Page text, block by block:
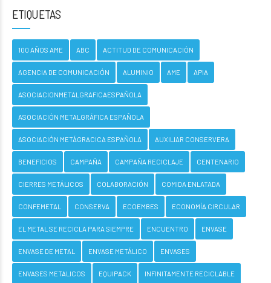
ETIQUETAS
100 AÑOS AME ABC ACTITUD DE COMUNICACIÓN
AGENCIA DE COMUNICACIÓN ALUMINIO AME APIA
ASOCIACIONMETALGRAFICAESPAÑOLA
ASOCIACIÓN METALGRÁFICA ESPAÑOLA
ASOCIACIÓN METÁGRACICA ESPAÑOLA AUXILIAR CONSERVERA
BENEFICIOS CAMPAÑA CAMPAÑA RECICLAJE CENTENARIO
CIERRES METÁLICOS COLABORACIÓN COMIDA ENLATADA
CONFEMETAL CONSERVA ECOEMBES ECONOMÍA CIRCULAR
EL METAL SE RECICLA PARA SIEMPRE ENCUENTRO ENVASE
ENVASE DE METAL ENVASE METÁLICO ENVASES
ENVASES METALICOS EQUIPACK INFINITAMENTE RECICLABLE